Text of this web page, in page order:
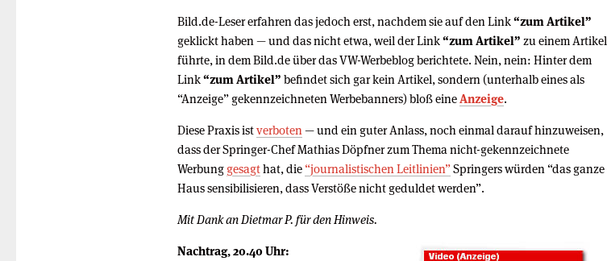
Bild.de-Leser erfahren das jedoch erst, nachdem sie auf den Link“zum Artikel”
geklickt haben — und das nicht etwa, weil der Link“zum Artikel” zu einem Artikel
führte, in dem Bild.de über das VW-Werbeblog berichtete. Nein, nein: Hinter dem
Link“zum Artikel” befindet sich gar kein Artikel, sondern (unterhalb eines als
“Anzeige” gekennzeichneten Werbebanners) bloß eine Anzeige.
Diese Praxis istverboten — und ein guter Anlass, noch einmal darauf hinzuweisen,
dass der Springer-Chef Mathias Döpfner zum Thema nicht-gekennzeichnete
Werbung gesagthat, die “journalistischen Leitlinien”Springers würden “das ganze
Haus sensibilisieren, dass Verstöße nicht geduldet werden”.
Mit Dank an Dietmar P. für den Hinweis.
Nachtrag, 20.40 Uhr: